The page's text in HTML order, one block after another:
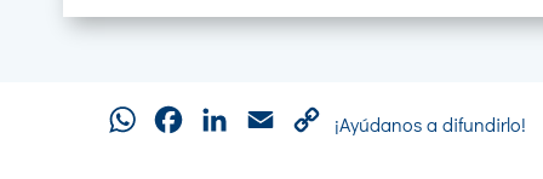
WhatsAppFacebookLinkedInEmail
Copy
¡Ayúdanos a difundirlo!